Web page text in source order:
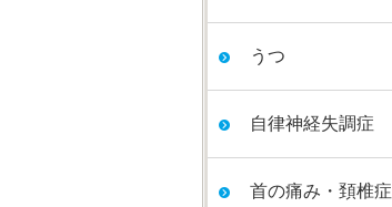
うつ
自律神経失調症
首の痛み・頚椎症